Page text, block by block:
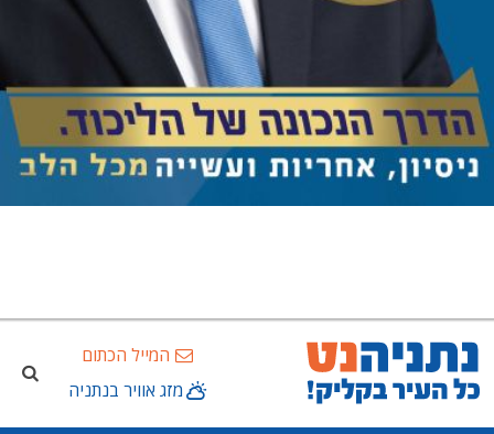
המייל הכתום
מזג אוויר בנתניה